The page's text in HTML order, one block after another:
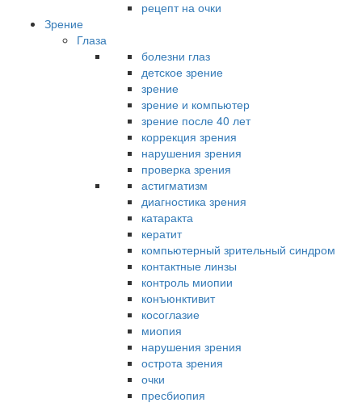
рецепт на очки
Зрение
Глаза
болезни глаз
детское зрение
зрение
зрение и компьютер
зрение после 40 лет
коррекция зрения
нарушения зрения
проверка зрения
астигматизм
диагностика зрения
катаракта
кератит
компьютерный зрительный синдром
контактные линзы
контроль миопии
конъюнктивит
косоглазие
миопия
нарушения зрения
острота зрения
очки
пресбиопия